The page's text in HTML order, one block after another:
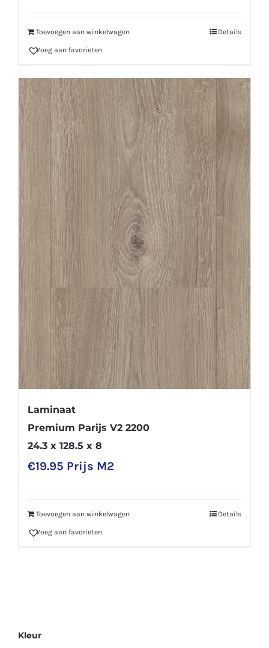
Toevoegen aan winkelwagen Details
Voeg aan favorieten
Laminaat
Premium Parijs V2 2200
24.3 x 128.5 x 8
€19.95 Prijs M2
Toevoegen aan winkelwagen Details
Voeg aan favorieten
Kleur